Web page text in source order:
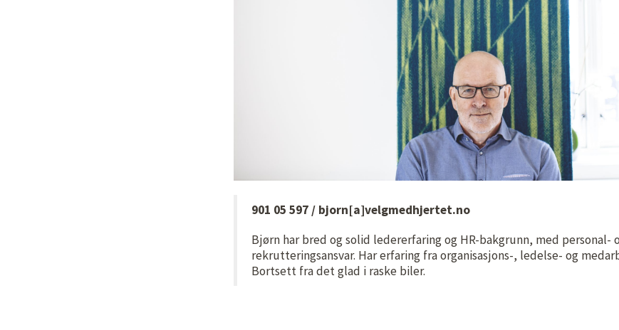
901 05 597 / bjorn[a]velgmedhjertet.no
Bjørn har bred og solid ledererfaring og HR-bakgrunn, med personal-
rekrutteringsansvar. Har erfaring fra organisasjons-, ledelse- og
Bortsett fra det glad i raske biler.